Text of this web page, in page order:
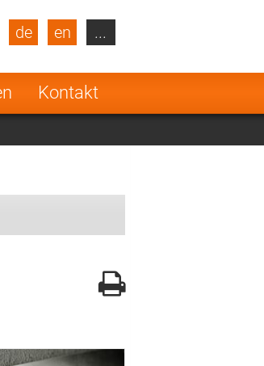
Kontakt
de en
Turkey
...